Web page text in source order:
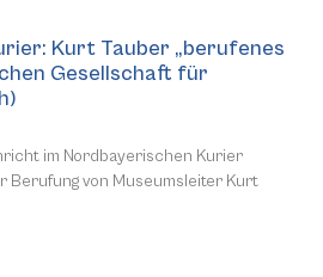
Kurt Tauber „berufenes
Gesellschaft für
im Nordbayerischen Kurier
Berufung von Museumsleiter Kurt